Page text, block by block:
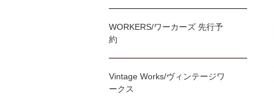
WORKERS/ワーカーズ 先行予
約
Vintage Works/ヴィンテージワ
ークス